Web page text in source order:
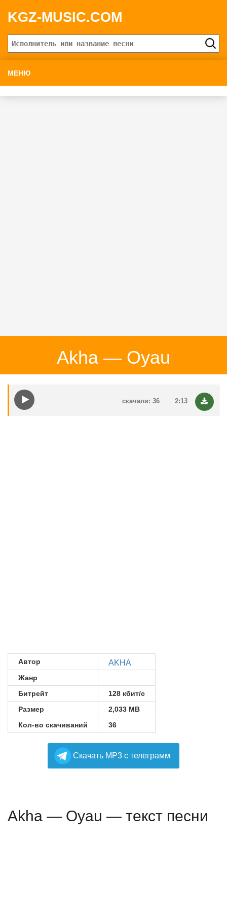
KGZ-MUSIC.COM
МЕНЮ
Akha — Oyau
2:13
скачали: 36
Автор AKHA
Жанр
Битрейт
128 кбит/с
Размер
2,033 MB
Кол-во скачиваний
36
Cкачать MP3 с телеграмм
Akha — Oyau — текст песни